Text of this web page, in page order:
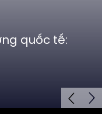
quốc tế: